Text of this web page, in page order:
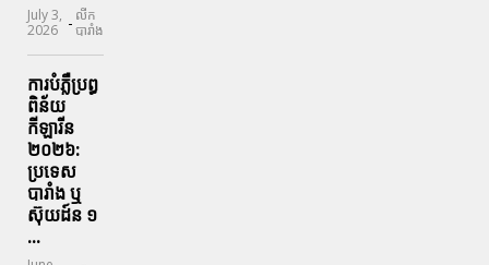
July 3,
2026 - លីក
បារាំង
ការបំភ្លឺប្រព្ធ​
ពិន័យ​
កីឡារីន​
២០២៦:
ប្រទេស​
បារាំង​ ឬ​
ស៊ុយដ៍ន​ ១
...